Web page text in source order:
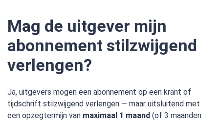
Mag de uitgever mijn
abonnement stilzwijgend
verlengen?
Ja, uitgevers mogen een abonnement op een krant of
tijdschrift stilzwijgend verlengen — maar uitsluitend met
een opzegtermijn van maximaal 1 maand (of 3 maanden